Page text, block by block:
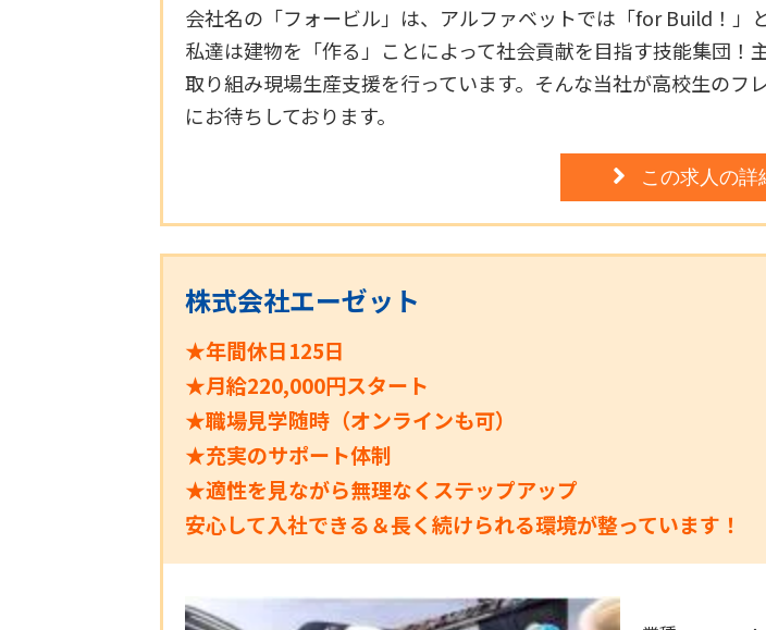
会社名の「フォービル」は、アルファベットでは「for Build！」
私達は建物を「作る」ことによって社会貢献を目指す技能集団
取り組み現場生産支援を行っています。そんな当社が高校生の
にお待ちしております。
この求人の詳
株式会社エーゼット
★年間休日125日
★月給220,000円スタート
★職場見学随時（オンラインも可）
★充実のサポート体制
★適性を見ながら無理なくステップアップ
安心して入社できる＆長く続けられる環境が整っています！